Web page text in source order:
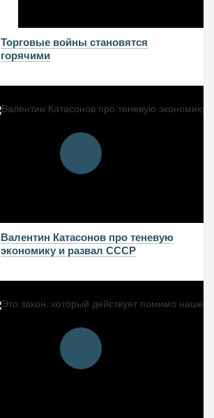
Торговые войны становятся
горячими
Валентин Катасонов про теневую
экономику и развал СССР